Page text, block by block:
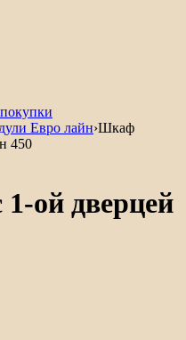
Евро лайн›Шкаф
450
ой дверцей